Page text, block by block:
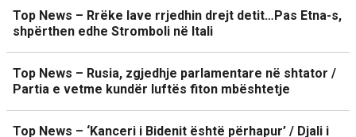
Top News – Rrëke lave rrjedhin drejt detit…Pas Etna-s,
shpërthen edhe Stromboli në Itali
Top News – Rusia, zgjedhje parlamentare në shtator /
Partia e vetme kundër luftës fiton mbështetje
Top News – ‘Kanceri i Bidenit është përhapur’ / Djali i